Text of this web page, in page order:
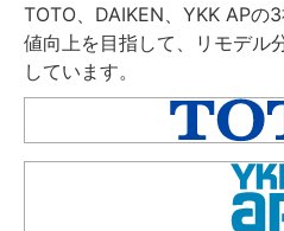
TOTO、DAIKEN、YKK APの
値向上を目指して、リモデル
しています。